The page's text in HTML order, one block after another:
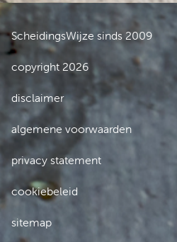
ScheidingsWijze sinds 2009
copyright 2026
disclaimer
algemene voorwaarden
privacy statement
cookiebeleid
sitemap